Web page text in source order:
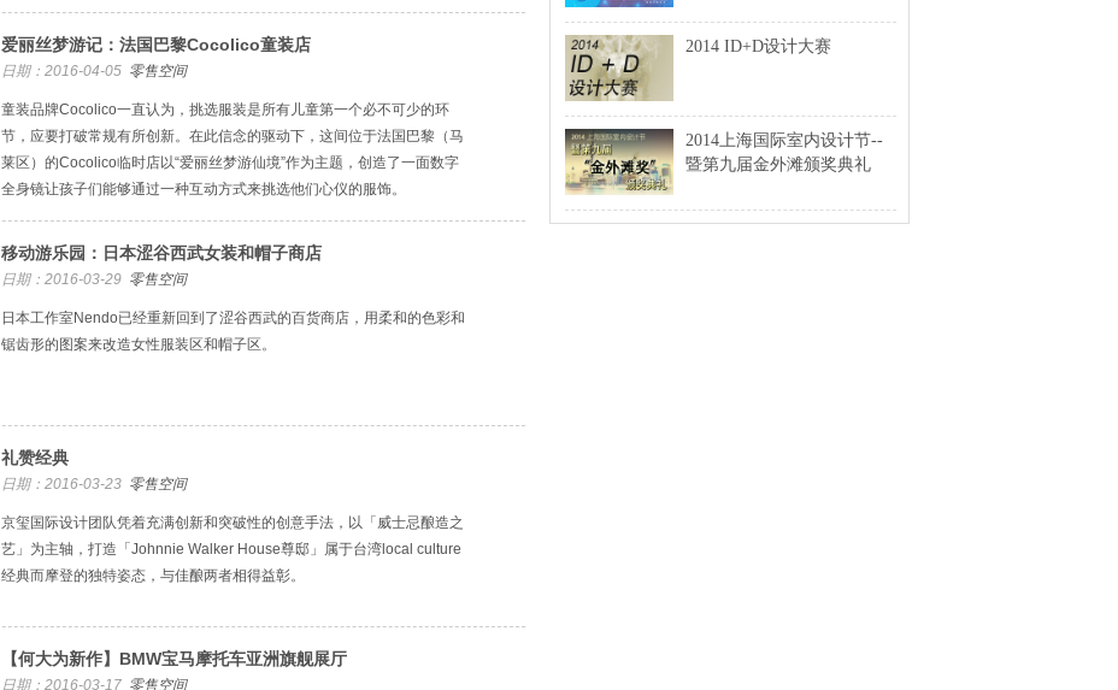
爱丽丝梦游记：法国巴黎Cocolico童装店
日期：2016-04-05 零售空间
童装品牌Cocolico一直认为，挑选服装是所有儿童第一个必不可少的环
节，应要打破常规有所创新。在此信念的驱动下，这间位于法国巴黎（马
莱区）的Cocolico临时店以“爱丽丝梦游仙境”作为主题，创造了一面数字
全身镜让孩子们能够通过一种互动方式来挑选他们心仪的服饰。
移动游乐园：日本涩谷西武女装和帽子商店
日期：2016-03-29 零售空间
日本工作室Nendo已经重新回到了涩谷西武的百货商店，用柔和的色彩和
锯齿形的图案来改造女性服装区和帽子区。
礼赞经典
日期：2016-03-23 零售空间
京玺国际设计团队凭着充满创新和突破性的创意手法，以「威士忌酿造之
艺」为主轴，打造「Johnnie Walker House尊邸」属于台湾local culture
经典而摩登的独特姿态，与佳酿两者相得益彰。
【何大为新作】BMW宝马摩托车亚洲旗舰展厅
日期：2016-03-17 零售空间
2014 ID+D设计大赛
2014上海国际室内设计节--
暨第九届金外滩颁奖典礼